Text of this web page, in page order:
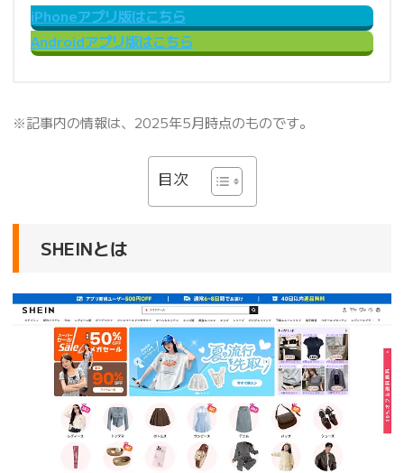
iPhoneアプリ版はこちら
Androidアプリ版はこちら
※記事内の情報は、2025年5月時点のものです。
目次
SHEINとは